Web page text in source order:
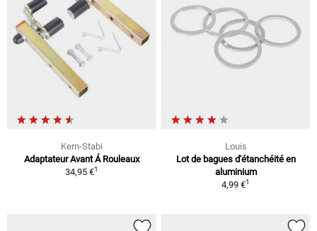
Kern-Stabi
Adaptateur Avant Á Rouleaux
34,95 €1
Louis
Lot de bagues d'étanchéité en
aluminium
4,99 €1